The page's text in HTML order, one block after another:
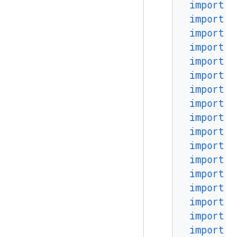
import
import
import
import
import
import
import
import
import
import
import
import
import
import
import
import
import